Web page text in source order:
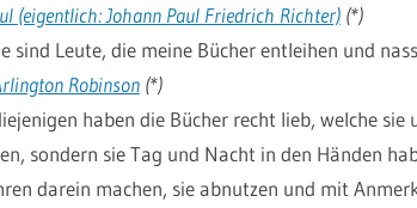
(eigentlich: Johann Paul Friedrich Richter)(*)
sind Leute, die meine Bücher entleihen und
Robinson(*)
haben die Bücher recht lieb, welche
sondern sie Tag und Nacht in den Händen
darein machen, sie abnutzen und mit